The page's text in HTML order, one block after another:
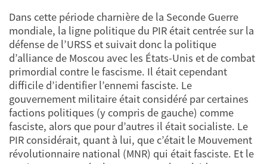
Dans cette période charnière de la Seconde Guerre
mondiale, la ligne politique du PIR était centrée sur la
défense de l’URSS et suivait donc la politique
d’alliance de Moscou avec les États-Unis et de combat
primordial contre le fascisme. Il était cependant
difficile d’identifier l’ennemi fasciste. Le
gouvernement militaire était considéré par certaines
factions politiques (y compris de gauche) comme
fasciste, alors que pour d’autres il était socialiste. Le
PIR considérait, quant à lui, que c’était le Mouvement
révolutionnaire national (MNR) qui était fasciste. Et le